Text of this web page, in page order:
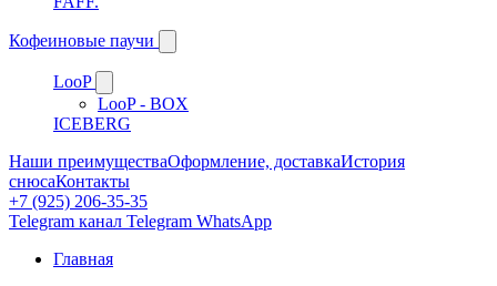
Кофеиновые паучи
LooP
LooP - BOX
ICEBERG
Наши преимуществаОформление, доставкаИстория
снюсаКонтакты
+7 (925) 206-35-35
Telegram канал Telegram WhatsApp
Главная